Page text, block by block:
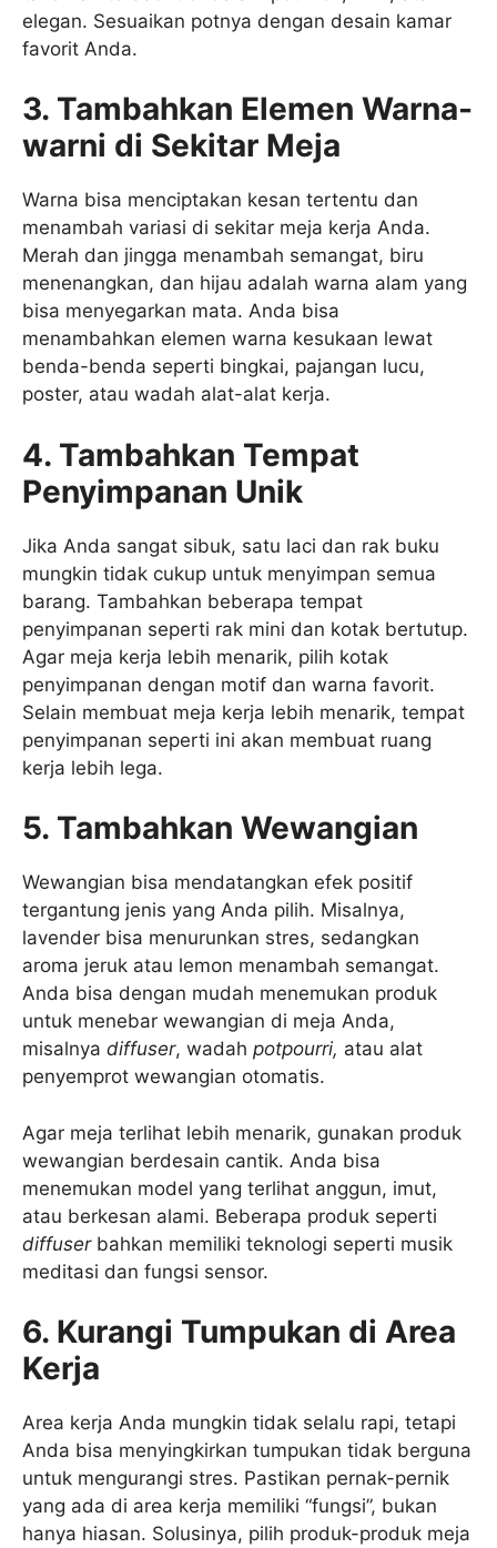
elegan. Sesuaikan potnya dengan desain kamar
favorit Anda.
3. Tambahkan Elemen Warna-
warni di Sekitar Meja
Warna bisa menciptakan kesan tertentu dan
menambah variasi di sekitar meja kerja Anda.
Merah dan jingga menambah semangat, biru
menenangkan, dan hijau adalah warna alam yang
bisa menyegarkan mata. Anda bisa
menambahkan elemen warna kesukaan lewat
benda-benda seperti bingkai, pajangan lucu,
poster, atau wadah alat-alat kerja.
4. Tambahkan Tempat
Penyimpanan Unik
Jika Anda sangat sibuk, satu laci dan rak buku
mungkin tidak cukup untuk menyimpan semua
barang. Tambahkan beberapa tempat
penyimpanan seperti rak mini dan kotak bertutup.
Agar meja kerja lebih menarik, pilih kotak
penyimpanan dengan motif dan warna favorit.
Selain membuat meja kerja lebih menarik, tempat
penyimpanan seperti ini akan membuat ruang
kerja lebih lega.
5. Tambahkan Wewangian
Wewangian bisa mendatangkan efek positif
tergantung jenis yang Anda pilih. Misalnya,
lavender bisa menurunkan stres, sedangkan
aroma jeruk atau lemon menambah semangat.
Anda bisa dengan mudah menemukan produk
untuk menebar wewangian di meja Anda,
misalnya diffuser, wadah potpourri, atau alat
penyemprot wewangian otomatis.
Agar meja terlihat lebih menarik, gunakan produk
wewangian berdesain cantik. Anda bisa
menemukan model yang terlihat anggun, imut,
atau berkesan alami. Beberapa produk seperti
diffuser bahkan memiliki teknologi seperti musik
meditasi dan fungsi sensor.
6. Kurangi Tumpukan di Area
Kerja
Area kerja Anda mungkin tidak selalu rapi, tetapi
Anda bisa menyingkirkan tumpukan tidak berguna
untuk mengurangi stres. Pastikan pernak-pernik
yang ada di area kerja memiliki “fungsi”, bukan
hanya hiasan. Solusinya, pilih produk-produk meja